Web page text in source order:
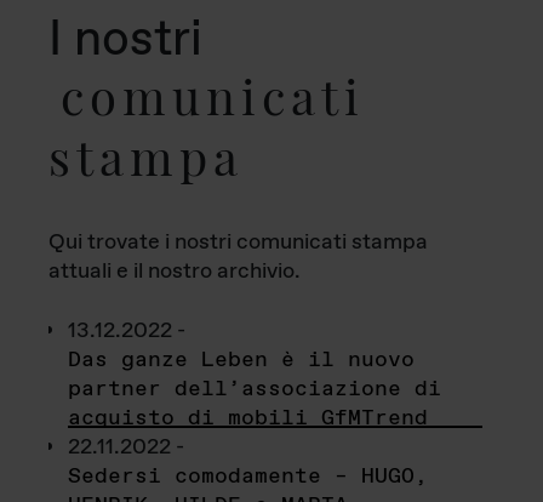
I nostri
comunicati
stampa
Qui trovate i nostri comunicati stampa
attuali e il nostro archivio.
13.12.2022 -
Das ganze Leben è il nuovo
partner dell’associazione di
acquisto di mobili GfMTrend
22.11.2022 -
Sedersi comodamente – HUGO,